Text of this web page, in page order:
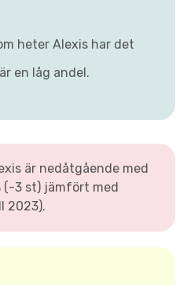
heter Alexis har det
en låg andel.
är nedåtgående med
(-3 st) jämfört med
2023).